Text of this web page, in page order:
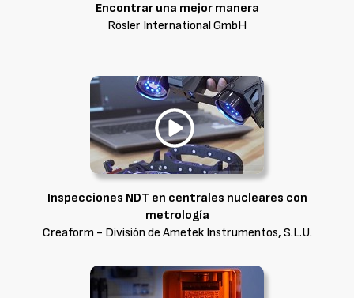
Encontrar una mejor manera
Rösler International GmbH
Inspecciones NDT en centrales nucleares con
metrología
Creaform - División de Ametek Instrumentos, S.L.U.